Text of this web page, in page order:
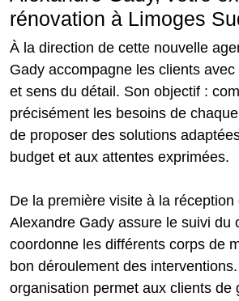
rénovation à Limoges
À la direction de cette nouvelle
Gady accompagne les clients
et sens du détail. Son objectif :
précisément les besoins de
de proposer des solutions
budget et aux attentes exprimées.
De la première visite à la réception
Alexandre Gady assure le suivi du
coordonne les différents corps de
bon déroulement des
organisation permet aux clients de